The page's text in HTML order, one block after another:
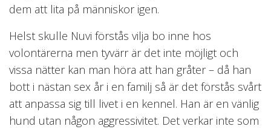
dem att lita på människor igen.
Helst skulle Nuvi förstås vilja bo inne hos
volontärerna men tyvärr är det inte möjligt och
vissa nätter kan man höra att han gråter – då han
bott i nästan sex år i en familj så är det förstås svårt
att anpassa sig till livet i en kennel. Han är en vänlig
hund utan någon aggressivitet. Det verkar inte som